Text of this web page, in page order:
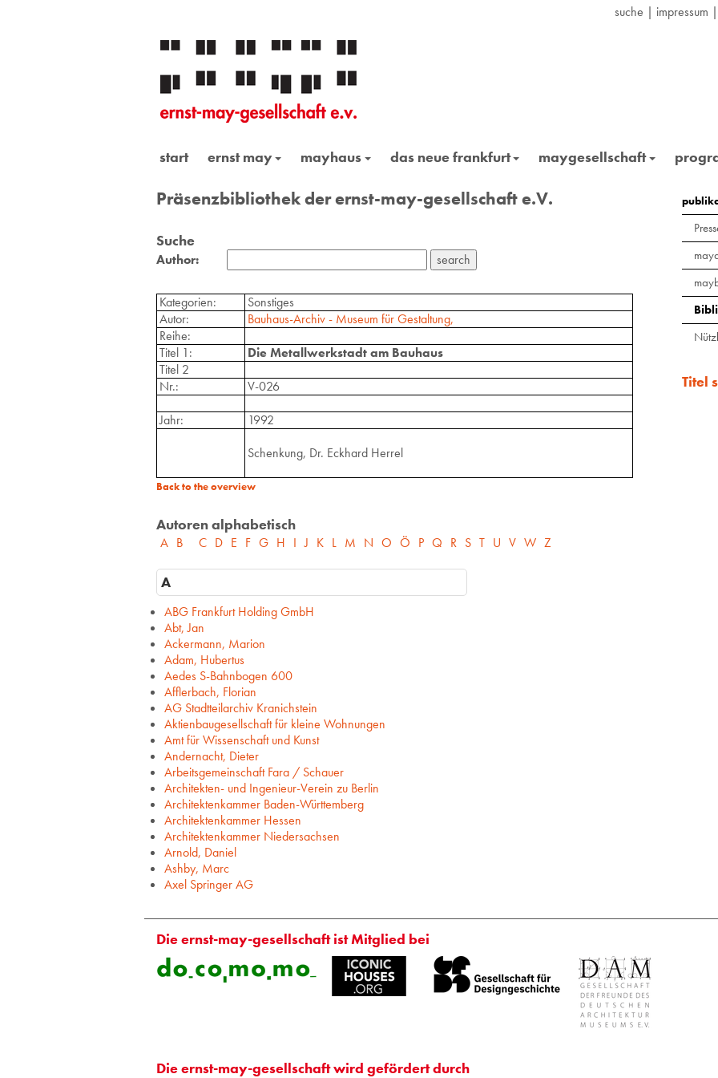
suche | impressum |
start ernst may mayhaus das neue frankfurt maygesellschaft
Präsenzbibliothek der ernst-may-gesellschaft e.V.
Suche
Author:
Kategorien:
Sonstiges
Autor:
Bauhaus-Archiv - Museum für Gestaltung,
Reihe:
Titel 1:
Die Metallwerkstadt am Bauhaus
Titel 2
Nr.:
V-026
Jahr:
1992
Schenkung, Dr. Eckhard Herrel
Back to the overview
Autoren alphabetisch
A B C D E F G H I J K L M N O Ö P Q R S T U V W Z
A
ABG Frankfurt Holding GmbH
Abt, Jan
Ackermann, Marion
Adam, Hubertus
Aedes S-Bahnbogen 600
Afflerbach, Florian
AG Stadtteilarchiv Kranichstein
Aktienbaugesellschaft für kleine Wohnungen
Amt für Wissenschaft und Kunst
Andernacht, Dieter
Arbeitsgemeinschaft Fara / Schauer
Architekten- und Ingenieur-Verein zu Berlin
Architektenkammer Baden-Württemberg
Architektenkammer Hessen
Architektenkammer Niedersachsen
Arnold, Daniel
Ashby, Marc
Axel Springer AG
Titel
Die ernst-may-gesellschaft ist Mitglied bei
Die ernst-may-gesellschaft wird gefördert durch